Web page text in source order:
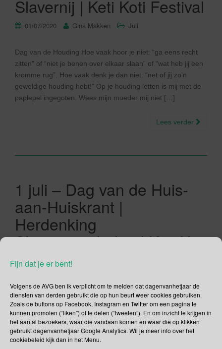
Fijn dat je er bent!
Volgens de AVG ben ik verplicht om te melden dat dagenvanhetjaar de
diensten van derden gebruikt die op hun beurt weer cookies gebruiken.
Zoals de buttons op Facebook, Instagram en Twitter om een pagina te
kunnen promoten (“liken”) of te delen (“tweeten”). En om inzicht te krijgen in
het aantal bezoekers, waar die vandaan komen en waar die op klikken
gebruikt dagenvanhetjaar Google Analytics. Wil je meer info over het
cookiebeleid kijk dan in het Menu.
Slavernij | Keti Koti Festival
01/07/2020 Gina Makken Juli
Dag van de Houding Hoe vaak hoor je niet: “ga eens recht
zitten” of “niet je benen over elkaar slaan” of “wat heb jij een
kromme rug”. Hoe vaak denk je dan niet: “net of jij zo’n
geweldige houding hebt!” Op je houding letten is mij met de
paplepel ingegoten. Wees mijn moeder mij niet […]
Lees verder
1 juli – Dag van de Huis-
aan-Huiskrant |
Herdenking
Slavernijverleden | Keti Koti
Festival | Komkommerdag |
Reggae Dag
01/07/2019 Gina Makken Juli
Dag van de Huis-aan-Huiskrant Er is door de persgroep
onderzoek gedaan naar wie nu de huis-aan-huis-krant leest.
In totaal lezen 7,7 miljoen mensen de huis-aan-huis-krant.